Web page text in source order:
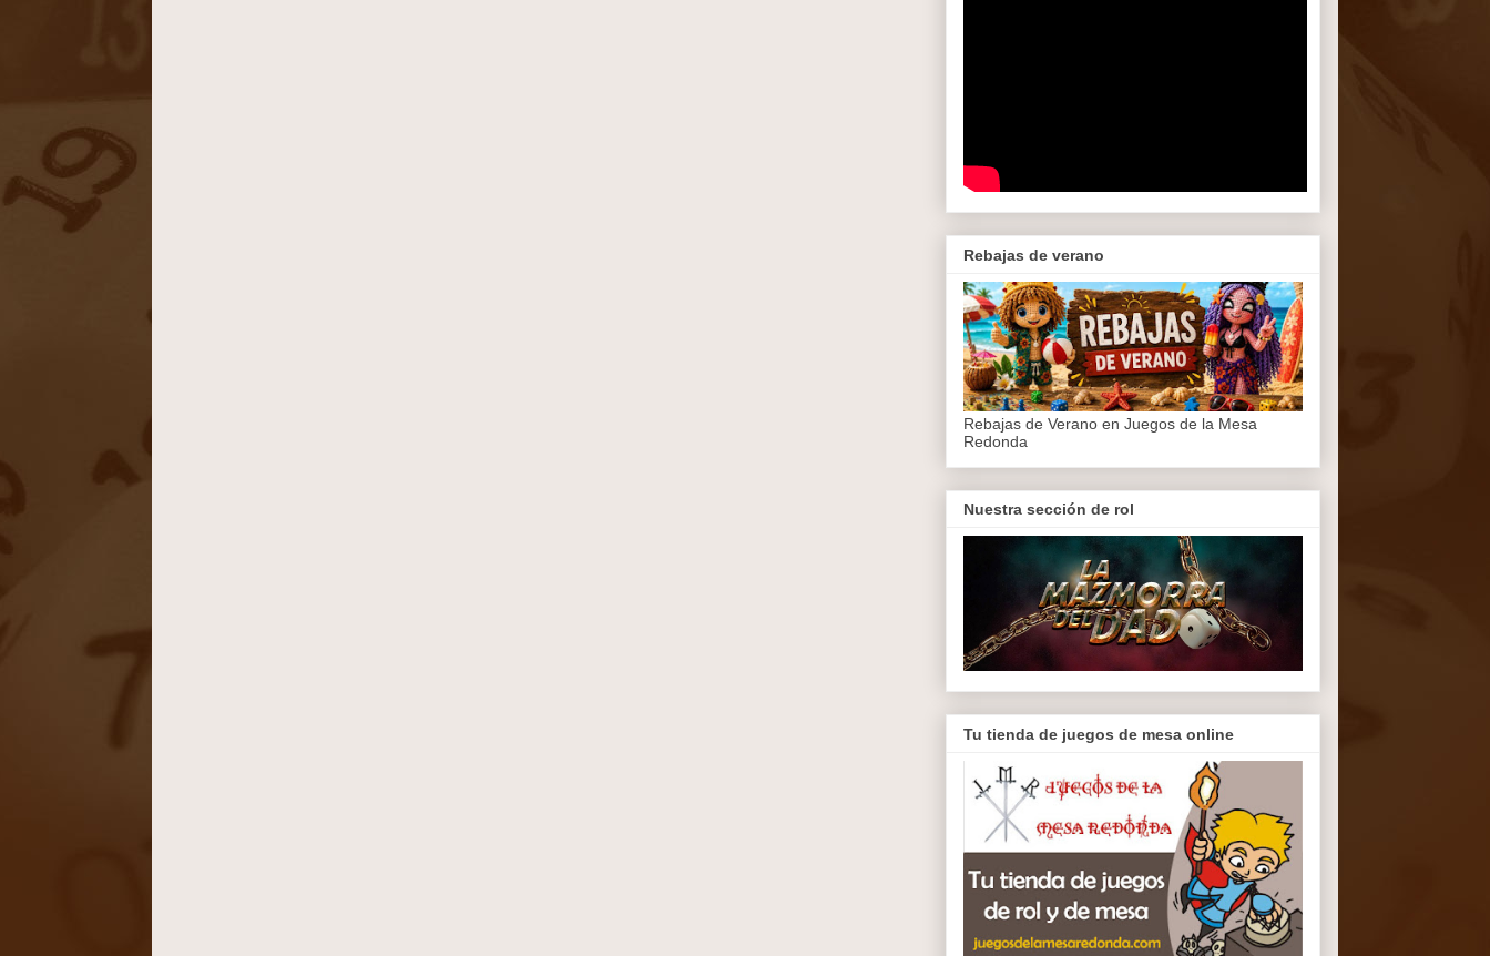
Rebajas de verano
Rebajas de Verano en Juegos de la Mesa
Redonda
Nuestra sección de rol
Tu tienda de juegos de mesa online